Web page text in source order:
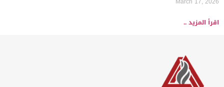
اقرأ المزيد ..